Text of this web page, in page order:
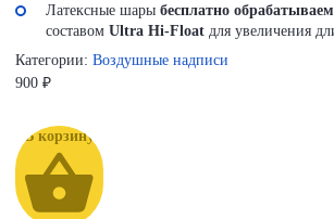
Латексные шары бесплатно обрабатываем
составом Ultra Hi-Float для увеличения
Категории: Воздушные надписи
900 ₽